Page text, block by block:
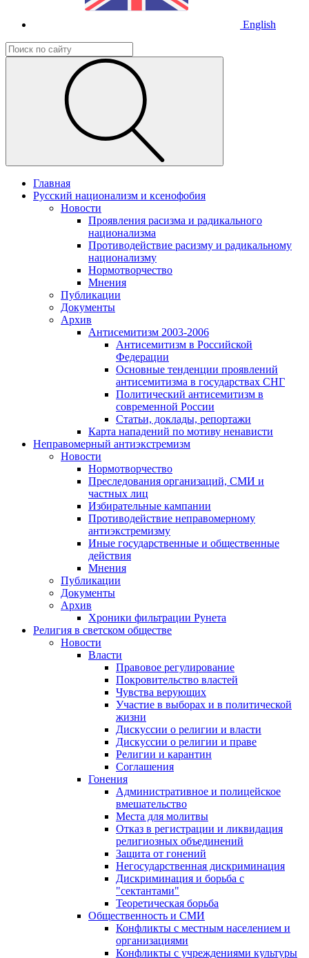
English
Главная
Русский национализм и ксенофобия
Новости
Проявления расизма и радикального
национализма
Противодействие расизму и радикальному
национализму
Нормотворчество
Мнения
Публикации
Документы
Архив
Антисемитизм 2003-2006
Антисемитизм в Российской
Федерации
Основные тенденции проявлений
антисемитизма в государствах СНГ
Политический антисемитизм в
современной России
Статьи, доклады, репортажи
Карта нападений по мотиву ненависти
Неправомерный антиэкстремизм
Новости
Нормотворчество
Преследования организаций, СМИ и
частных лиц
Избирательные кампании
Противодействие неправомерному
антиэкстремизму
Иные государственные и общественные
действия
Мнения
Публикации
Документы
Архив
Хроники фильтрации Рунета
Религия в светском обществе
Новости
Власти
Правовое регулирование
Покровительство властей
Чувства верующих
Участие в выборах и в политической
жизни
Дискуссии о религии и власти
Дискуссии о религии и праве
Религии и карантин
Соглашения
Гонения
Административное и полицейское
вмешательство
Места для молитвы
Отказ в регистрации и ликвидация
религиозных объединений
Защита от гонений
Негосударственная дискриминация
Дискриминация и борьба с
"сектантами"
Теоретическая борьба
Общественность и СМИ
Конфликты с местным населением и
организациями
Конфликты с учреждениями культуры